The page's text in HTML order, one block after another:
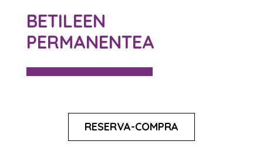
BETILEEN
PERMANENTEA
RESERVA-COMPRA